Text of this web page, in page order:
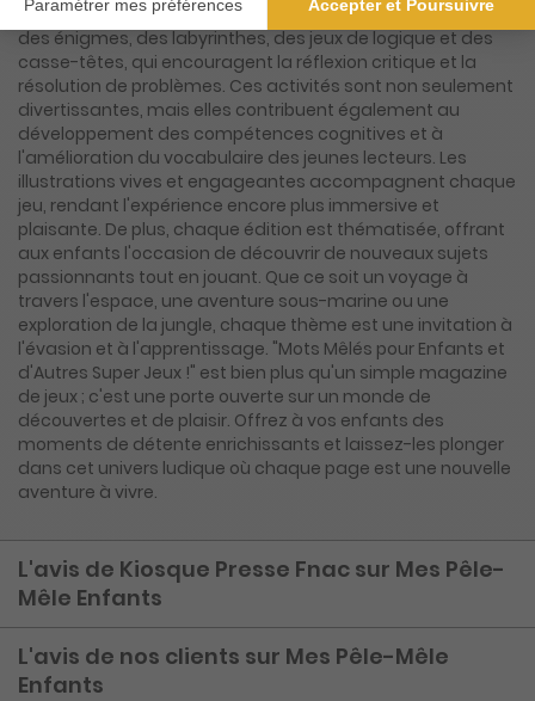
également une variété d'autres jeux captivants, tels que
des énigmes, des labyrinthes, des jeux de logique et des
casse-têtes, qui encouragent la réflexion critique et la
résolution de problèmes. Ces activités sont non seulement
divertissantes, mais elles contribuent également au
développement des compétences cognitives et à
l'amélioration du vocabulaire des jeunes lecteurs. Les
illustrations vives et engageantes accompagnent chaque
jeu, rendant l'expérience encore plus immersive et
plaisante. De plus, chaque édition est thématisée, offrant
aux enfants l'occasion de découvrir de nouveaux sujets
passionnants tout en jouant. Que ce soit un voyage à
travers l'espace, une aventure sous-marine ou une
exploration de la jungle, chaque thème est une invitation à
l'évasion et à l'apprentissage. "Mots Mêlés pour Enfants et
d'Autres Super Jeux !" est bien plus qu'un simple magazine
de jeux ; c'est une porte ouverte sur un monde de
découvertes et de plaisir. Offrez à vos enfants des
moments de détente enrichissants et laissez-les plonger
dans cet univers ludique où chaque page est une nouvelle
aventure à vivre.
L'avis de Kiosque Presse Fnac sur Mes Pêle-
Mêle Enfants
L'avis de nos clients sur Mes Pêle-Mêle
Enfants